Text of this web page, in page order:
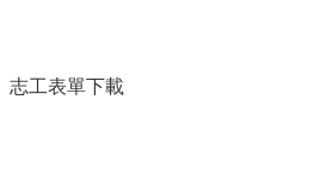
志工表單下載